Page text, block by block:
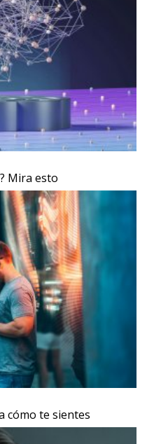
Mira esto
cómo te sientes